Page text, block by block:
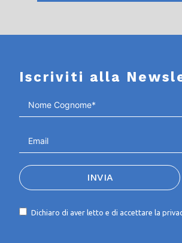
Iscriviti alla
INVIA
Dichiaro di aver letto e di accettare la